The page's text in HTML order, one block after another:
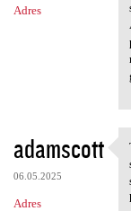
Adres
adamscott
06.05.2025
Adres